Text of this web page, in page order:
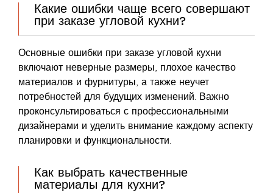
Какие ошибки чаще всего совершают
при заказе угловой кухни?
Основные ошибки при заказе угловой кухни
включают неверные размеры, плохое качество
материалов и фурнитуры, а также неучет
потребностей для будущих изменений. Важно
проконсультироваться с профессиональными
дизайнерами и уделить внимание каждому аспекту
планировки и функциональности.
Как выбрать качественные
материалы для кухни?